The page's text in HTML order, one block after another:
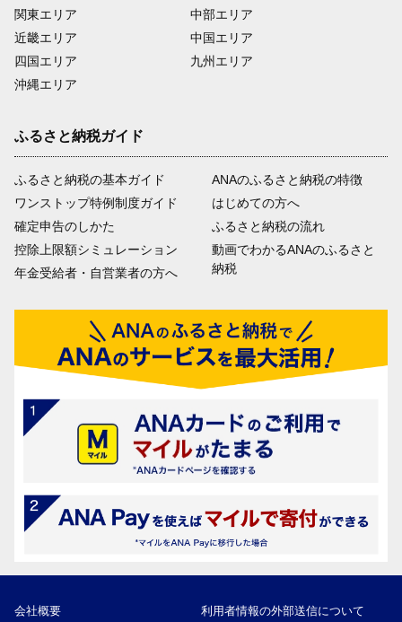
関東エリア
近畿エリア
四国エリア
沖縄エリア
中部エリア
中国エリア
九州エリア
ふるさと納税ガイド
ふるさと納税の基本ガイド
ワンストップ特例制度ガイド
確定申告のしかた
控除上限額シミュレーション
年金受給者・自営業者の方へ
ANAのふるさと納税の特徴
はじめての方へ
ふるさと納税の流れ
動画でわかるANAのふるさと
納税
会社概要 利用者情報の外部送信について